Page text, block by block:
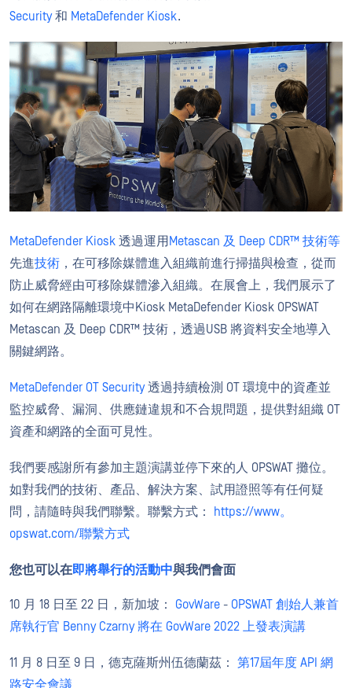
Security和 MetaDefender Kiosk.
MetaDefender Kiosk 透過運用 Metascan 及 Deep CDR™ 技術等
先進技術 ，在可移除媒體進入組織前進行掃描與檢查，從而
防止威脅經由可移除媒體滲入組織。在展會上，我們展示了
如何在網路隔離環境中Kiosk MetaDefender Kiosk OPSWAT
Metascan 及 Deep CDR™ 技術，透過USB 將資料安全地導入
關鍵網路。
MetaDefender OT Security透過持續檢測 OT 環境中的資產並
監控威脅、漏洞、供應鏈違規和不合規問題，提供對組織 OT
資產和網路的全面可見性。
我們要感謝所有參加主題演講並停下來的人 OPSWAT 攤位。
如對我們的技術、產品、解決方案、試用證照等有任何疑
問，請隨時與我們聯繫。聯繫方式：
https://www。
opswat.com/聯繫方式
您也可以在即將舉行的活動中與我們會面
10 月 18 日至 22 日，新加坡： GovWare - OPSWAT 創始人兼首
席執行官 Benny Czarny 將在 GovWare 2022 上發表演講
11 月 8 日至 9 日，德克薩斯州伍德蘭茲： 第17屆年度 API 網
路安全會議